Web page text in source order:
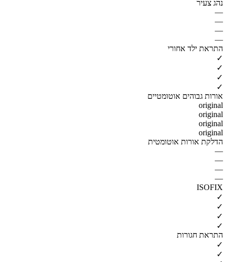
נהג צעיר
—
—
—
—
התראת ילד אחורי
✓
✓
✓
✓
אורות גבוהים אוטומטיים
original
original
original
original
הדלקת אורות אוטומטית
—
—
—
—
ISOFIX
✓
✓
✓
✓
התראת חגורות
✓
✓